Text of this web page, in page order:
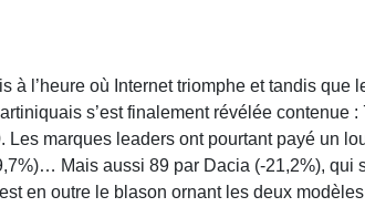
à l’heure où Internet triomphe et tandis que
s’est finalement révélée contenue
marques leaders ont pourtant payé un
Mais aussi 89 par Dacia (-21,2%), qui
en outre le blason ornant les deux